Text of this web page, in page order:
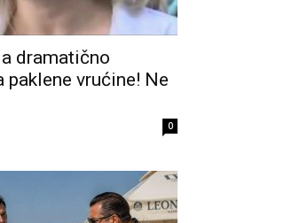
dramatično
paklene vrućine! Ne
0